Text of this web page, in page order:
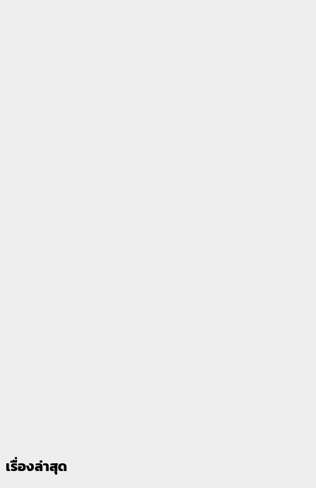
เรื่องล่าสุด